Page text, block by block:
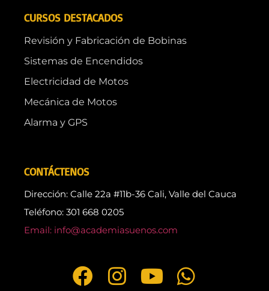
CURSOS DESTACADOS
Revisión y Fabricación de Bobinas
Sistemas de Encendidos
Electricidad de Motos
Mecánica de Motos
Alarma y GPS
CONTÁCTENOS
Dirección: Calle 22a #11b-36 Cali, Valle del Cauca
Teléfono: 301 668 0205
Email: info@academiasuenos.com